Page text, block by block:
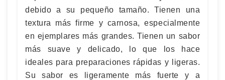
debido a su pequeño tamaño. Tienen una
textura más firme y carnosa, especialmente
en ejemplares más grandes. Tienen un sabor
más suave y delicado, lo que los hace
ideales para preparaciones rápidas y ligeras.
Su sabor es ligeramente más fuerte y a